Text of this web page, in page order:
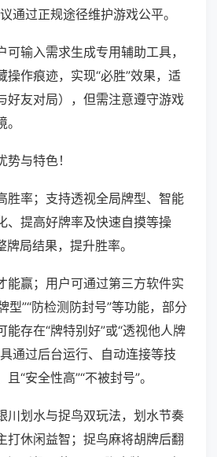
通过正规途径维护游戏公平。
可输入需求生成专用辅助工具，
操作痕迹，实现“必胜”效果，适
好友对局），但需注意遵守游戏
与特色！
胜率；支持透视全局牌型、智能
、提高好牌率及快速自摸等操
局结果，提升胜率。
能赢；用户可通过第三方软件实
型”“防检测防封号”等功能，部分
能存在“牌特别好”或“透视他人牌
通过后台运行、自动连接等技
“安全性高”“不被封号”。
川划水与捉鸟双玩法，划水节奏
打休闲益智；捉鸟麻将胡牌后翻